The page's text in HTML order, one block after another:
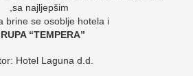
,sa najljepšim
brine se osoblje hotela i
“TEMPERA”
Hotel Laguna d.d.